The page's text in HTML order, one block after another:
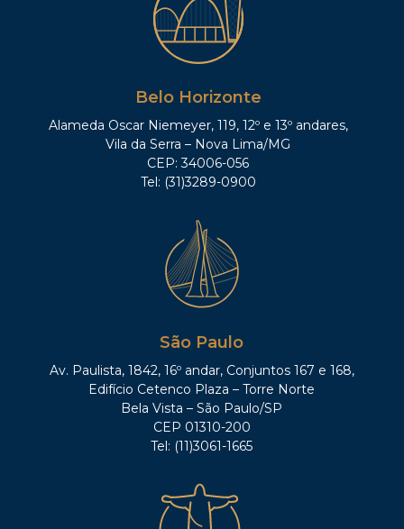
Belo Horizonte
Alameda Oscar Niemeyer, 119, 12º e 13º andares,
Vila da Serra – Nova Lima/MG
CEP: 34006-056
Tel: (31)3289-0900
São Paulo
Av. Paulista, 1842, 16º andar, Conjuntos 167 e 168,
Edifício Cetenco Plaza – Torre Norte
Bela Vista – São Paulo/SP
CEP 01310-200
Tel: (11)3061-1665